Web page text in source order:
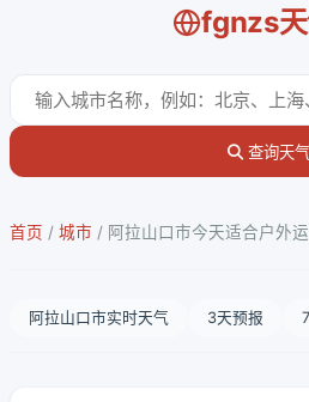
fgnzs天
查询天气
首页 / 城市 / 阿拉山口市今天适合户外
阿拉山口市实时天气 3天预报